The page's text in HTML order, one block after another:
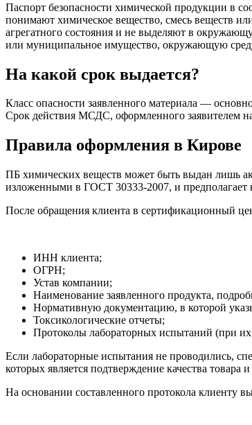
Паспорт безопасности химической продукции в
понимают химическое вещество, смесь веществ
агрегатного состояния и не выделяют в
или муниципальное имущество, окружающую
На какой срок выдается?
Класс опасности заявленного материала —
Срок действия МСДС, оформленного заявителем на
Правила оформления в Кирове
ПБ химических веществ может быть выдан лишь
изложенными в ГОСТ 30333-2007, и предполагает
После обращения клиента в сертификационный
ИНН клиента;
ОГРН;
Устав компании;
Наименование заявленного продукта,
Нормативную документацию, в которой
Токсикологические отчеты;
Протоколы лабораторных испытаний (при
Если лабораторные испытания не проводились,
которых является подтверждение качества товара
На основании составленного протокола клиенту